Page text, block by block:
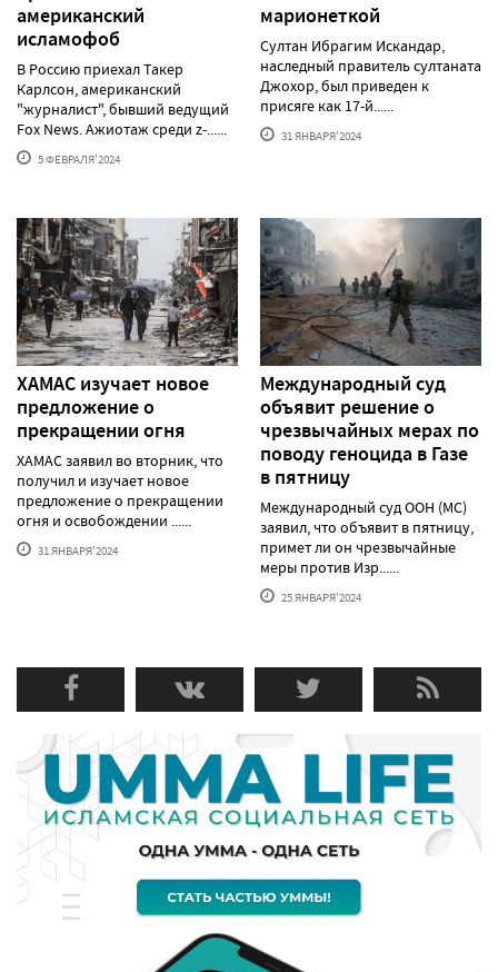
американский
исламофоб
В Россию приехал Такер
Карлсон, американский
"журналист", бывший ведущий
Fox News. Ажиотаж среди z-......
5 ФЕВРАЛЯ'2024
марионеткой
Султан Ибрагим Искандар,
наследный правитель султаната
Джохор, был приведен к
присяге как 17-й......
31 ЯНВАРЯ'2024
ХАМАС изучает новое
предложение о
прекращении огня
ХАМАС заявил во вторник, что
получил и изучает новое
предложение о прекращении
огня и освобождении ......
31 ЯНВАРЯ'2024
Международный суд
объявит решение о
чрезвычайных мерах по
поводу геноцида в Газе
в пятницу
Международный суд ООН (МС)
заявил, что объявит в пятницу,
примет ли он чрезвычайные
меры против Изр......
25 ЯНВАРЯ'2024